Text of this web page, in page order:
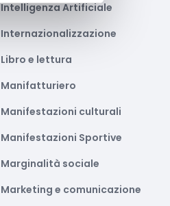
Intelligenza Artificiale
Internazionalizzazione
Libro e lettura
Manifatturiero
Manifestazioni culturali
Manifestazioni Sportive
Marginalità sociale
Marketing e comunicazione